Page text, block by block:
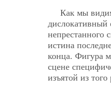
Как мы
дислокативный
непрестанного
истина
конца. Фигура
сцене
изъятой из